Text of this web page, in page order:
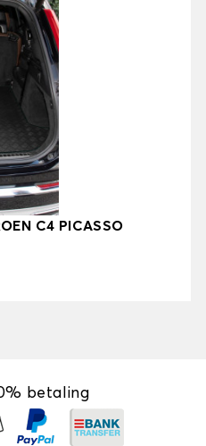
C4 PICASSO
betaling